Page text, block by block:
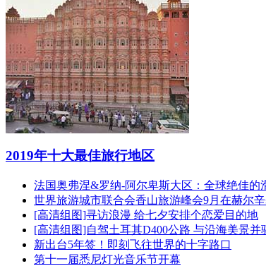
2019年十大最佳旅行地区
法国奥弗涅&罗纳-阿尔卑斯大区：全球绝佳的
世界旅游城市联合会香山旅游峰会9月在赫尔
[高清组图]寻访浪漫 给七夕安排个恋爱目的地
[高清组图]自驾土耳其D400公路 与沿海美景并
新出台5年签！即刻飞往世界的十字路口
第十一届悉尼灯光音乐节开幕